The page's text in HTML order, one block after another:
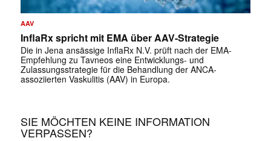
AAV
InflaRx spricht mit EMA über AAV-Strategie
Die in Jena ansässige InflaRx N.V. prüft nach der EMA-
Empfehlung zu Tavneos eine Entwicklungs- und
Zulassungsstrategie für die Behandlung der ANCA-
assoziierten Vaskulitis (AAV) in Europa.
SIE MÖCHTEN KEINE INFORMATION
VERPASSEN?